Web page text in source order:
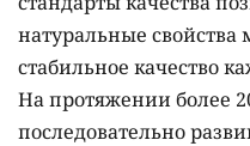
натуральные свойства
стабильное качество
На протяжении более
последовательно